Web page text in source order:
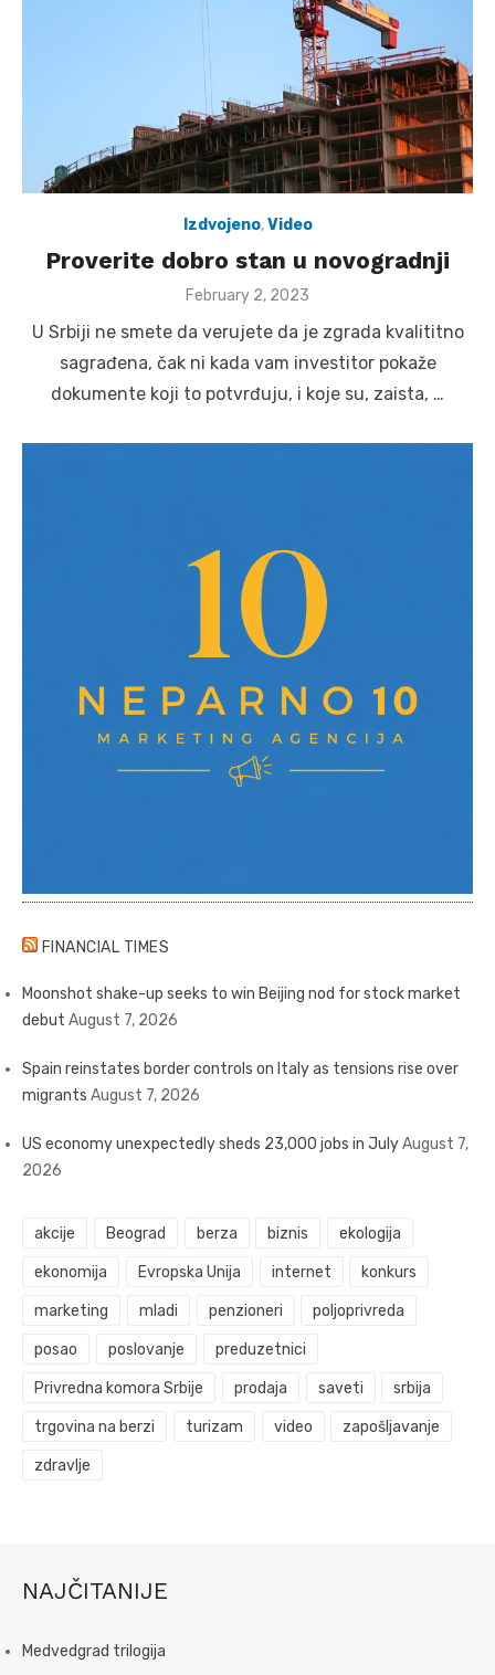
Izdvojeno,Video
Proverite dobro stan u novogradnji
Posted
February 2, 2023
U Srbiji ne smete da verujete da je zgrada kvalititno
sagrađena, čak ni kada vam investitor pokaže
dokumente koji to potvrđuju, i koje su, zaista, …
FINANCIAL TIMES
Moonshot shake-up seeks to win Beijing nod for stock market
debut August 7, 2026
Spain reinstates border controls on Italy as tensions rise over
migrants August 7, 2026
US economy unexpectedly sheds 23,000 jobs in JulyAugust 7,
2026
akcije Beograd berza biznis ekologija
ekonomija Evropska Unija internet konkurs
marketing mladi penzioneri poljoprivreda
posao poslovanje preduzetnici
Privredna komora Srbije prodaja saveti srbija
trgovina na berzi turizam video zapošljavanje
zdravlje
NAJČITANIJE
Medvedgrad trilogija